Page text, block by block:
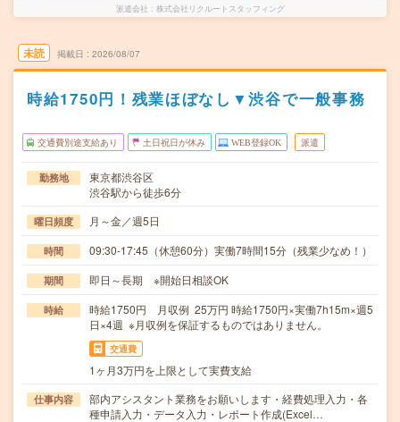
派遣会社 株式会社リクルートスタッフィング
未読 掲載日 2026/08/07
時給1750円！残業ほぼなし▼渋谷で一般事務
交通費別途支給あり 土日祝日が休み WEB登録OK 派遣
勤務地
東京都渋谷区
渋谷駅から徒歩6分
曜日頻度 月～金／週5日
時間 09:30-17:45（休憩60分）実働7時間15分（残業少なめ！）
期間 即日～長期 ※開始日相談OK
時給
時給1750円 月収例 25万円 時給1750円×実働7h15m×週5
日×4週 ※月収例を保証するものではありません。
交通費
1ヶ月3万円を上限として実費支給
仕事内容
部内アシスタント業務をお願いします・経費処理入力・各
種申請入力・データ入力・レポート作成(Excel…